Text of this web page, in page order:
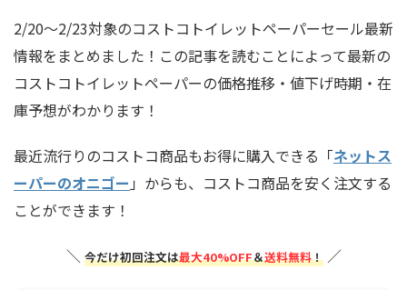
2/20〜2/23対象のコストコトイレットペーパーセール最新
情報をまとめました！この記事を読むことによって最新の
コストコトイレットペーパーの価格推移・値下げ時期・在
庫予想がわかります！
最近流行りのコストコ商品もお得に購入できる「ネットス
ーパーのオニゴー 」からも、コストコ商品を安く注文する
ことができます！
＼ 今だけ初回注文は最大40%OFF＆送料無料！／